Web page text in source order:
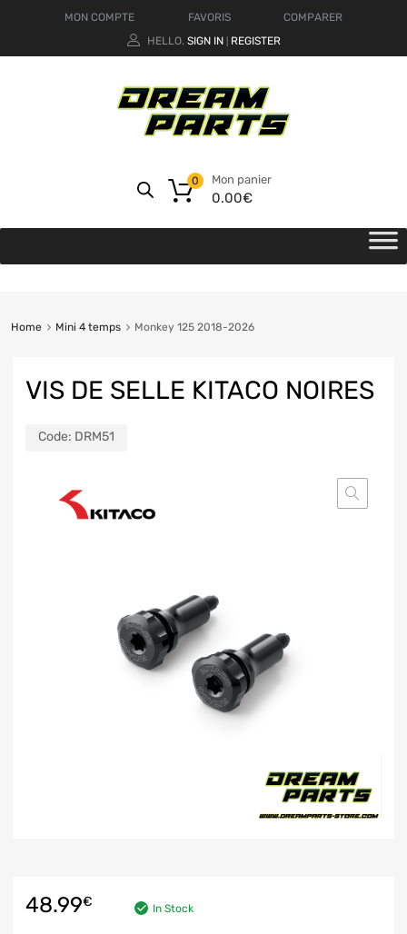
MON COMPTE FAVORIS
COMPARER
HELLO. SIGN IN REGISTER
Mon panier
0.00€
0
Home Mini 4 temps Monkey 125 2018-2026
VIS DE SELLE KITACO NOIRES
Code: DRM51
48.99€ In Stock